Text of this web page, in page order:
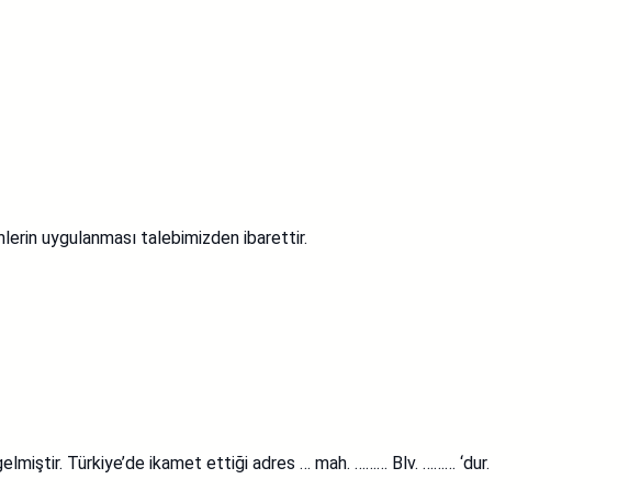
uygulanması talebimizden ibarettir.
Türkiye’de ikamet ettiği adres … mah. ……… Blv. ……… ‘dur.